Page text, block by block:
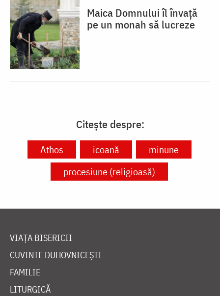
Maica Domnului îl învață
pe un monah să lucreze
Citește despre:
Athos icoană
minune
procesiune (religioasă)
VIAȚA BISERICII
CUVINTE DUHOVNICEȘTI
FAMILIE
LITURGICĂ